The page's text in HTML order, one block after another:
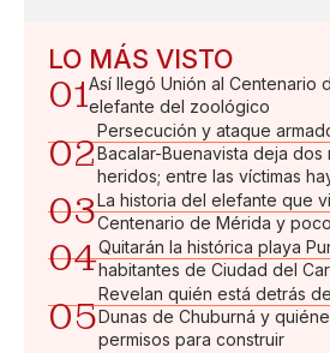
LO MÁS VISTO
01Así llegó Unión al Centenario
elefante del zoológico
02
Persecución y ataque
Bacalar-Buenavista deja dos
heridos; entre las víctimas
03La historia del elefante que
Centenario de Mérida y
04Quitarán la histórica playa
habitantes de Ciudad del
05
Revelan quién está detrás
Dunas de Chuburná y
permisos para construir